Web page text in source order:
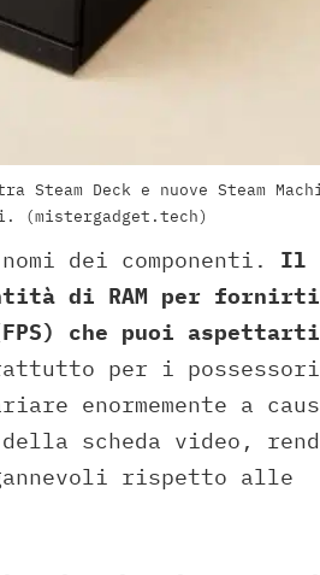
Deck e nuove Steam
(mistergadget.tech)
dei componenti. Il
di RAM per
che puoi
per i
enormemente a
scheda video,
rispetto alle